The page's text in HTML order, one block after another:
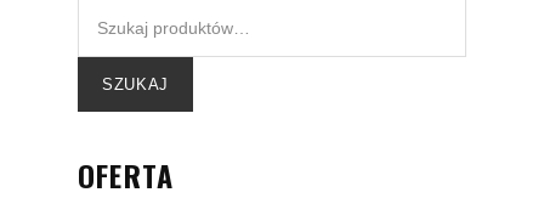
SZUKAJ
OFERTA